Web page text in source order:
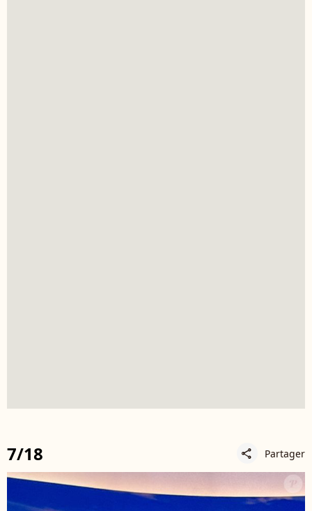
7/18 share Partager